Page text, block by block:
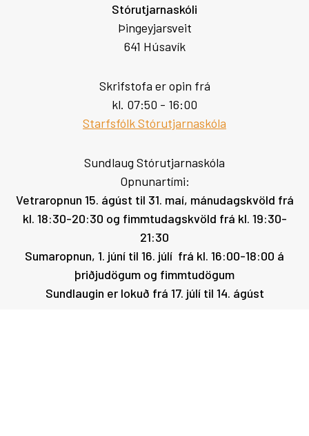
Stórutjarnaskóli
Þingeyjarsveit
641 Húsavík
Skrifstofa er opin frá
kl. 07:50 - 16:00
Starfsfólk Stórutjarnaskóla
Sundlaug Stórutjarnaskóla
Opnunartími:
Vetraropnun 15. ágúst til 31. maí, mánudagskvöld frá
kl. 18:30-20:30 og fimmtudagskvöld frá kl. 19:30-
21:30
Sumaropnun, 1. júní til 16. júlí frá kl. 16:00-18:00 á
þriðjudögum og fimmtudögum
Sundlaugin er lokuð frá 17. júlí til 14. ágúst